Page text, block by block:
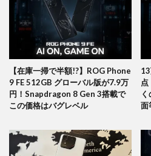
【在庫一掃で半額!?】ROG Phone
9 FE 512GB グローバル版が7.9万
円！Snapdragon 8 Gen 3搭載で
この価格はバグレベル
面